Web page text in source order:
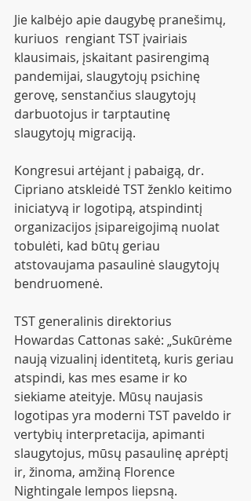
Jie kalbėjo apie daugybę pranešimų,
kuriuos  rengiant TST įvairiais
klausimais, įskaitant pasirengimą
pandemijai, slaugytojų psichinę
gerovę, senstančius slaugytojų
darbuotojus ir tarptautinę
slaugytojų migraciją.
Kongresui artėjant į pabaigą, dr.
Cipriano atskleidė TST ženklo keitimo
iniciatyvą ir logotipą, atspindintį
organizacijos įsipareigojimą nuolat
tobulėti, kad būtų geriau
atstovaujama pasaulinė slaugytojų
bendruomenė.
TST generalinis direktorius
Howardas Cattonas sakė: „Sukūrėme
naują vizualinį identitetą, kuris geriau
atspindi, kas mes esame ir ko
siekiame ateityje. Mūsų naujasis
logotipas yra moderni TST paveldo ir
vertybių interpretacija, apimanti
slaugytojus, mūsų pasaulinę aprėptį
ir, žinoma, amžiną Florence
Nightingale lempos liepsną.